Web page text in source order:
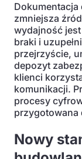
zmniejsza
wydajność
braki i
przejrzyście,
depozyt
klienci
komunikacji.
procesy
przygotowana
Nowy